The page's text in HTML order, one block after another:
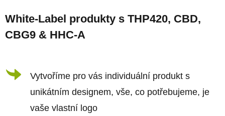
d
p
r
á
p
a
White-Label produkty s THP420, CBD,
CBG9 & HHC-A
Vytvoříme pro vás individuální produkt s
unikátním designem, vše, co potřebujeme, je
vaše vlastní logo